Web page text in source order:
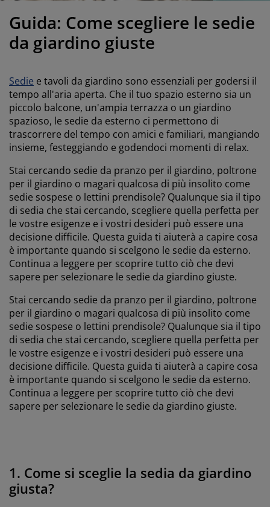
con contenitore
per bambini
per bambini
per la cura di mobili
per vetri
da esterno
per la casa
Guida: Come scegliere le sedie
da giardino giuste
Sedie e tavoli da giardino sono essenziali per godersi il
tempo all'aria aperta. Che il tuo spazio esterno sia un
piccolo balcone, un'ampia terrazza o un giardino
spazioso, le sedie da esterno ci permettono di
trascorrere del tempo con amici e familiari, mangiando
insieme, festeggiando e godendoci momenti di relax.
Stai cercando sedie da pranzo per il giardino, poltrone
per il giardino o magari qualcosa di più insolito come
sedie sospese o lettini prendisole? Qualunque sia il tipo
di sedia che stai cercando, scegliere quella perfetta per
le vostre esigenze e i vostri desideri può essere una
decisione difficile. Questa guida ti aiuterà a capire cosa
è importante quando si scelgono le sedie da esterno.
Continua a leggere per scoprire tutto ciò che devi
sapere per selezionare le sedie da giardino giuste.
Stai cercando sedie da pranzo per il giardino, poltrone
per il giardino o magari qualcosa di più insolito come
sedie sospese o lettini prendisole? Qualunque sia il tipo
di sedia che stai cercando, scegliere quella perfetta per
le vostre esigenze e i vostri desideri può essere una
decisione difficile. Questa guida ti aiuterà a capire cosa
è importante quando si scelgono le sedie da esterno.
Continua a leggere per scoprire tutto ciò che devi
sapere per selezionare le sedie da giardino giuste.
1. Come si sceglie la sedia da giardino
giusta?